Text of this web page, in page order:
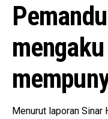
Menurut laporan Sinar